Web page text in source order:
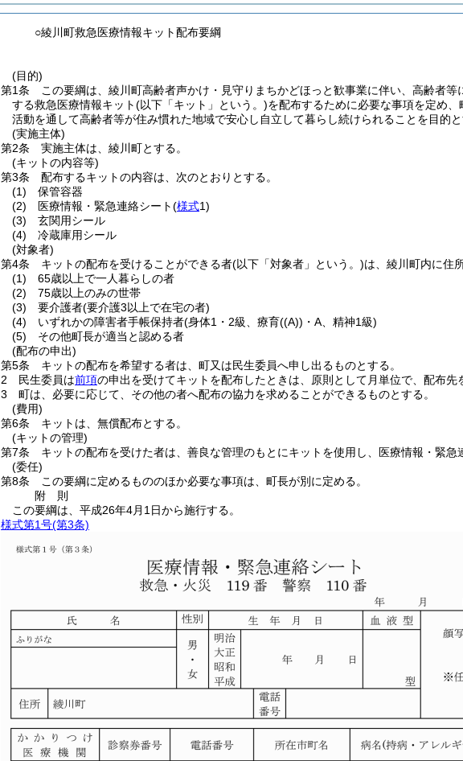
○綾川町救急医療情報キット配布要綱
(目的)
第1条
この要綱は、綾川町高齢者声かけ・見守りまちかどほっと歓事業に伴い、高齢者
する救急医療情報キット(以下「キット」という。)を配布するために必要な事項を定め
活動を通して高齢者等が住み慣れた地域で安心し自立して暮らし続けられることを目的と
(実施主体)
第2条
実施主体は、綾川町とする。
(キットの内容等)
第3条
配布するキットの内容は、次のとおりとする。
(1)
保管容器
(2)
医療情報・緊急連絡シート(様式1)
(3)
玄関用シール
(4)
冷蔵庫用シール
(対象者)
第4条
キットの配布を受けることができる者(以下「対象者」という。)は、綾川町内に住
(1)
65歳以上で一人暮らしの者
(2)
75歳以上のみの世帯
(3)
要介護者(要介護3以上で在宅の者)
(4)
いずれかの障害者手帳保持者(身体1・2級、療育((A)) ・A、精神1級)
(5)
その他町長が適当と認める者
(配布の申出)
第5条
キットの配布を希望する者は、町又は民生委員へ申し出るものとする。
2
民生委員は前項の申出を受けてキットを配布したときは、原則として月単位で、配布先
3
町は、必要に応じて、その他の者へ配布の協力を求めることができるものとする。
(費用)
第6条
キットは、無償配布とする。
(キットの管理)
第7条
キットの配布を受けた者は、善良な管理のもとにキットを使用し、医療情報・緊急
(委任)
第8条
この要綱に定めるもののほか必要な事項は、町長が別に定める。
附 則
この要綱は、平成26年4月1日から施行する。
様式第1号(第3条)